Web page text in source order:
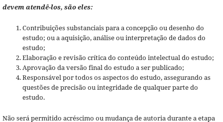
devem atendê-los, são eles:
Contribuições substanciais para a concepção ou desenho do
estudo; ou a aquisição, análise ou interpretação de dados do
estudo;
Elaboração e revisão crítica do conteúdo intelectual do estudo;
Aprovação da versão final do estudo a ser publicado;
Responsável por todos os aspectos do estudo, assegurando as
questões de precisão ou integridade de qualquer parte do
estudo.
Não será permitido acréscimo ou mudança de autoria durante a etapa